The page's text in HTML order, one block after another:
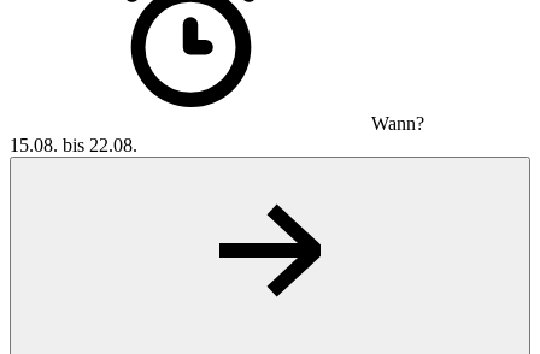
Wann?
15.08. bis 22.08.